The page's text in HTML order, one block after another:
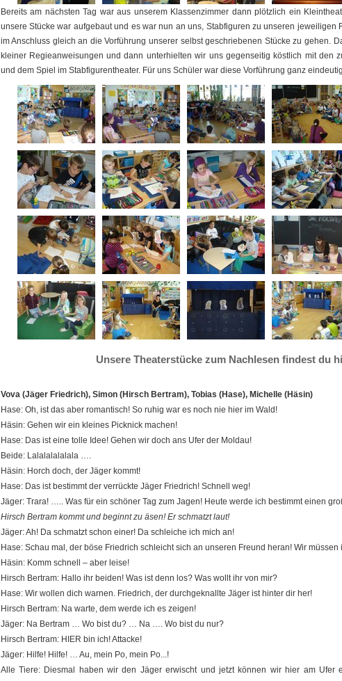
Bereits am nächsten Tag war aus unserem Klassenzimmer dann plötzlich ein
unsere Stücke war aufgebaut und es war nun an uns, Stabfiguren zu unseren jeweiligen
im Anschluss gleich an die Vorführung unserer selbst geschriebenen Stücke zu gehen.
kleiner Regieanweisungen und dann unterhielten wir uns gegenseitig köstlich mit den
und dem Spiel im Stabfigurentheater. Für uns Schüler war diese Vorführung ganz
Unsere Theaterstücke zum Nachlesen findest du
Vova (Jäger Friedrich), Simon (Hirsch Bertram), Tobias (Hase), Michelle (Häsin)
Hase: Oh, ist das aber romantisch! So ruhig war es noch nie hier im Wald!
Häsin: Gehen wir ein kleines Picknick machen!
Hase: Das ist eine tolle Idee! Gehen wir doch ans Ufer der Moldau!
Beide: Lalalalalalala ….
Häsin: Horch doch, der Jäger kommt!
Hase: Das ist bestimmt der verrückte Jäger Friedrich! Schnell weg!
Jäger: Trara! ….. Was für ein schöner Tag zum Jagen! Heute werde ich bestimmt einen
Hirsch Bertram kommt und beginnt zu äsen! Er schmatzt laut!
Jäger: Ah! Da schmatzt schon einer! Da schleiche ich mich an!
Hase: Schau mal, der böse Friedrich schleicht sich an unseren Freund heran! Wir müssen
Häsin: Komm schnell – aber leise!
Hirsch Bertram: Hallo ihr beiden! Was ist denn los? Was wollt ihr von mir?
Hase: Wir wollen dich warnen. Friedrich, der durchgeknallte Jäger ist hinter dir her!
Hirsch Bertram: Na warte, dem werde ich es zeigen!
Jäger: Na Bertram … Wo bist du? … Na …. Wo bist du nur?
Hirsch Bertram: HIER bin ich! Attacke!
Jäger: Hilfe! Hilfe! … Au, mein Po, mein Po...!
Alle Tiere: Diesmal haben wir den Jäger erwischt und jetzt können wir hier am Ufer